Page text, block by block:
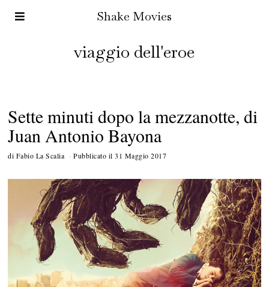
Shake Movies
viaggio dell'eroe
Sette minuti dopo la mezzanotte, di
Juan Antonio Bayona
di Fabio La Scalia Pubblicato il 31 Maggio 2017